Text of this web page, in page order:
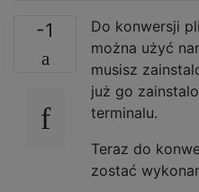
-1
Do konwersji
można użyć
musisz
już go
terminalu.
Teraz do
zostać